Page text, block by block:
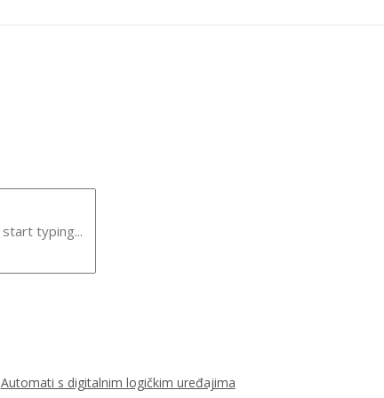
Automati s digitalnim logičkim uređajima